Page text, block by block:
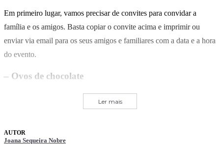
Em primeiro lugar, vamos precisar de convites para convidar a
família e os amigos. Basta copiar o convite acima e imprimir ou
enviar via email para os seus amigos e familiares com a data e a hora
do evento.
– Ovos de chocolate
Ler mais
Joana Sequeira Nobre